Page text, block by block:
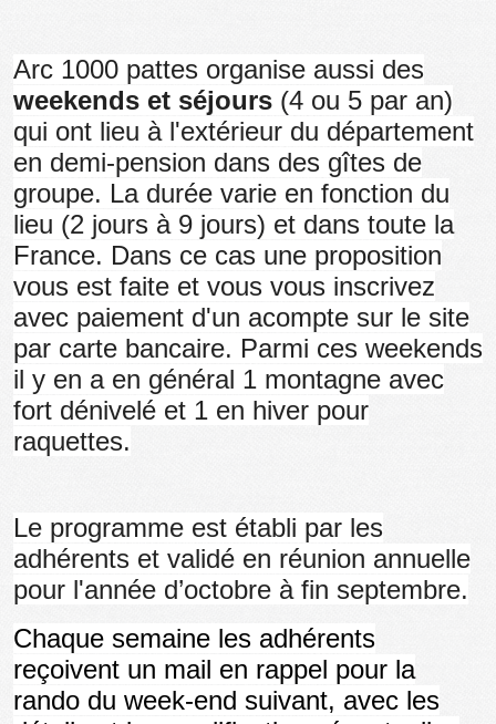
Arc 1000 pattes organise aussi des
weekends et séjours (4 ou 5 par an)
qui ont lieu à l'extérieur du département
en demi-pension dans des gîtes de
groupe. La durée varie en fonction du
lieu (2 jours à 9 jours) et dans toute la
France. Dans ce cas une proposition
vous est faite et vous vous inscrivez
avec paiement d'un acompte sur le site
par carte bancaire. Parmi ces weekends
il y en a en général 1 montagne avec
fort dénivelé et 1 en hiver pour
raquettes.
Le programme est établi par les
adhérents et validé en réunion annuelle
pour l'année d’octobre à fin septembre.
Chaque semaine les adhérents
reçoivent un mail en rappel pour la
rando du week-end suivant, avec les